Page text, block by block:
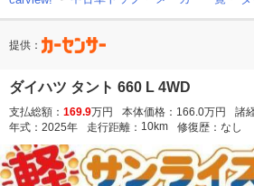
提供：
ダイハツ タント 660 L 4WD
支払総額： 169.9万円 本体価格： 166.0万円 諸
年式： 2025年 走行距離： 10km 修復歴： なし